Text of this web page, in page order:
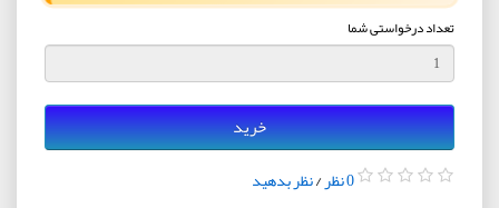
تعداد درخواستی شما
خرید
0 نظر /نظر بدهید